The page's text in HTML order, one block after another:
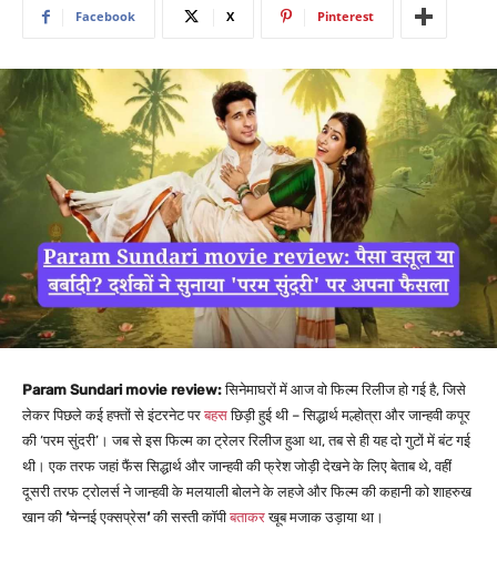
Facebook X Pinterest
Param Sundari movie review:सिनेमाघरों में आज वो फिल्म रिलीज हो गई है, जिसे
लेकर पिछले कई हफ्तों से इंटरनेट परबहसछिड़ी हुई थी – सिद्धार्थ मल्होत्रा और जान्हवी कपूर
की ‘परम सुंदरी’ । जब से इस फिल्म का ट्रेलर रिलीज हुआ था, तब से ही यह दो गुटों में बंट गई
थी। एक तरफ जहां फैंस सिद्धार्थ और जान्हवी की फ्रेश जोड़ी देखने के लिए बेताब थे, वहीं
दूसरी तरफ ट्रोलर्स ने जान्हवी के मलयाली बोलने के लहजे और फिल्म की कहानी को शाहरुख
खान की ‘चेन्नई एक्सप्रेस‘की सस्ती कॉपीबताकरखूब मजाक उड़ाया था।